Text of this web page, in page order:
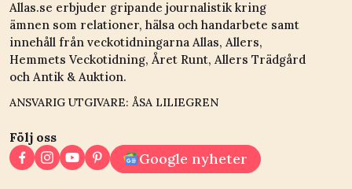
Allas.se erbjuder gripande journalistik kring
ämnen som relationer, hälsa och handarbete samt
innehåll från veckotidningarna Allas, Allers,
Hemmets Veckotidning, Året Runt, Allers Trädgård
och Antik & Auktion.
ANSVARIG UTGIVARE: ÅSA LILIEGREN
Följ oss
Google nyheter